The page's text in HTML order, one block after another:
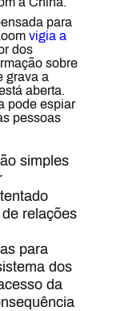
para
vigia a
dos
sobre
grava a
aberta.
pode espiar
pessoas
simples
relações
para
dos
da